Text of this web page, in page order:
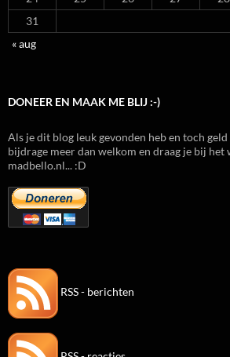
31
« aug
DONEER EN MAAK ME BLIJ :-)
Als je dit blog leuk gevonden heb en toch
bijdrage meer dan welkom en draag je bij het
madbello.nl... :D
RSS - berichten